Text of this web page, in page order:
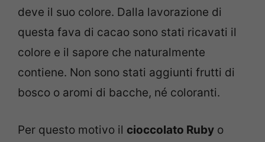
deve il suo colore. Dalla lavorazione di
questa fava di cacao sono stati ricavati il
colore e il sapore che naturalmente
contiene. Non sono stati aggiunti frutti di
bosco o aromi di bacche, né coloranti.
Per questo motivo il cioccolato Ruby o